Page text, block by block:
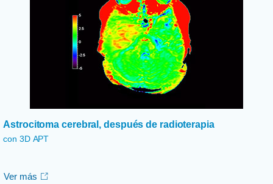
Astrocitoma cerebral, después de radioterapia
con 3D APT
Ver más